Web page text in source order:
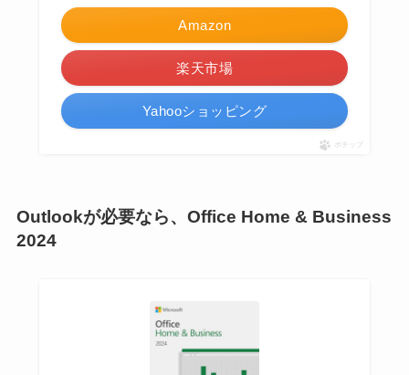
Amazon
楽天市場
Yahooショッピング
ポチップ
Outlookが必要なら、Office Home & Business
2024